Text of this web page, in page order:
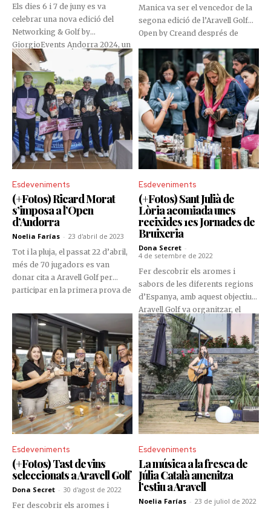
Els dies 6 i 7 de juny es va
celebrar una nova edició del
Networking & Golf by
GiorgioEvents Andorra 2024, un
esdeveniment que va reunir
empreses i professionals en un
entorn únic per fomentar les
relacions comercials i el contacte
professional.
Manica va ser el vencedor de la
segona edició de l’Aravell Golf
Open by Creand després de
volta de 66 impactes (-5), per un
total de 198 cops (-5), deixant
enrere Paul McBride, que va
acabar amb 199 cops (-4), en
segona posició.
Esdeveniments
(+Fotos) Ricard Morat
s’imposa a l’Open
d’Andorra
Noelia Farías - 23 d'abril de 2023
Tot i la pluja, el passat 22 d’abril,
més de 70 jugadors es van
donar cita a Aravell Golf per
participar en la primera prova de
d’Andorra, organitzada per la
FGA, en la qual es va imposar
amb superioritat Ricard Morat.
Esdeveniments
(+Fotos) Sant Julià de
Lòria acomiada unes
reeixides 1es Jornades de
Bruixeria
Dona Secret -
4 de setembre de 2022
Fer descobrir els aromes i
sabors de les diferents regions
d’Espanya, amb aquest objectiu
Aravell Golf va organitzar, el
passat 28 d’agost, un tast de vins
per als seus socis, que va dirigir
magistralment Roser Pruneda,
sommelier de l’Empordà.
Esdeveniments
(+Fotos) Tast de vins
seleccionats a Aravell Golf
Dona Secret - 30 d'agost de 2022
Fer descobrir els aromes i
Esdeveniments
La música a la fresca de
Júlia Català amenitza
l’estiu a Aravell
Noelia Farías - 23 de juliol de 2022